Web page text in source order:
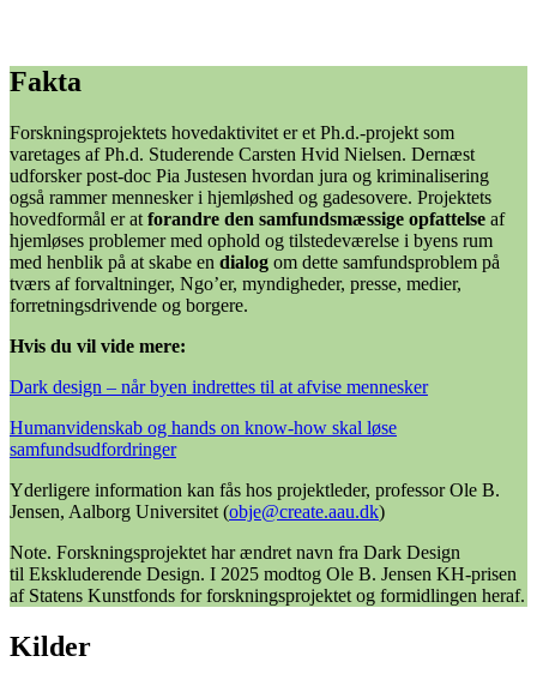
Fakta
Forskningsprojektets hovedaktivitet er et Ph.d.-projekt som
varetages af Ph.d. Studerende Carsten Hvid Nielsen. Dernæst
udforsker post-doc Pia Justesen hvordan jura og kriminalisering
også rammer mennesker i hjemløshed og gadesovere. Projektets
hovedformål er at forandre den samfundsmæssige opfattelse af
hjemløses problemer med ophold og tilstedeværelse i byens rum
med henblik på at skabe en dialog om dette samfundsproblem på
tværs af forvaltninger, Ngo’er, myndigheder, presse, medier,
forretningsdrivende og borgere.
Hvis du vil vide mere:
Dark design – når byen indrettes til at afvise mennesker
Humanvidenskab og hands on know-how skal løse
samfundsudfordringer
Yderligere information kan fås hos projektleder, professor Ole B.
Jensen, Aalborg Universitet (obje@create.aau.dk)
Note. Forskningsprojektet har ændret navn fra Dark Design
til Ekskluderende Design. I 2025 modtog Ole B. Jensen KH-prisen
af Statens Kunstfonds for forskningsprojektet og formidlingen heraf.
Kilder